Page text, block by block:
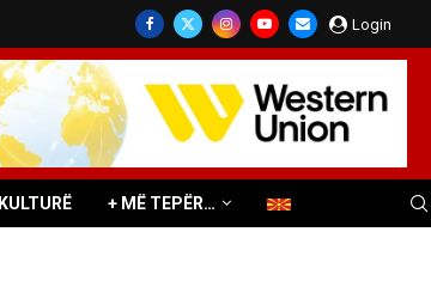
Login
KULTURË + MË TEPËR…